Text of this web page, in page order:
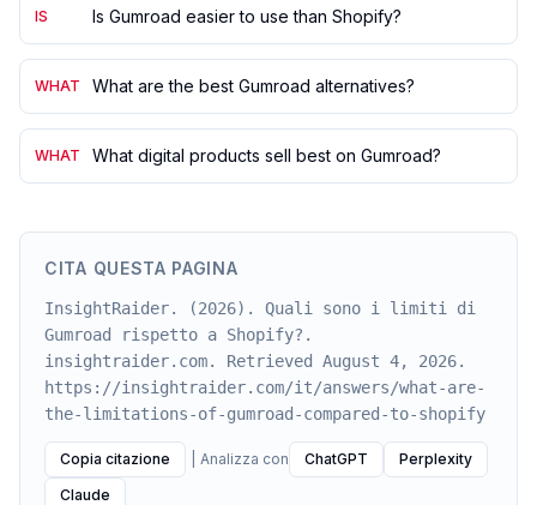
IS Is Gumroad easier to use than Shopify?
WHAT What are the best Gumroad alternatives?
WHAT What digital products sell best on Gumroad?
CITA QUESTA PAGINA
InsightRaider. (2026). Quali sono i limiti di
Gumroad rispetto a Shopify?.
insightraider.com. Retrieved August 4, 2026.
https://insightraider.com/it/answers/what-are-
the-limitations-of-gumroad-compared-to-shopify
Copia citazione Analizza con ChatGPT
Perplexity
Claude